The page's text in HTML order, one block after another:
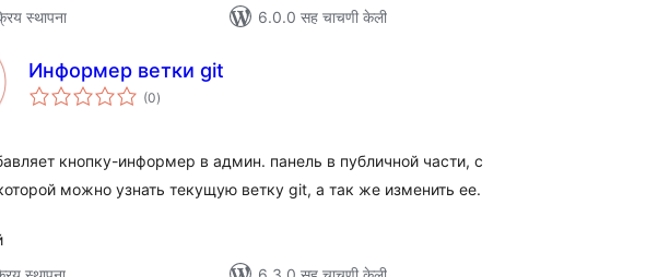
स्थापना
6.0.0 सह चाचणी केली
Информер ветки git
(0एकूण
मूल्यांकन
)
кнопку-информер в админ. панель в публичной части, с
можно узнать текущую ветку git, а так же изменить ее.